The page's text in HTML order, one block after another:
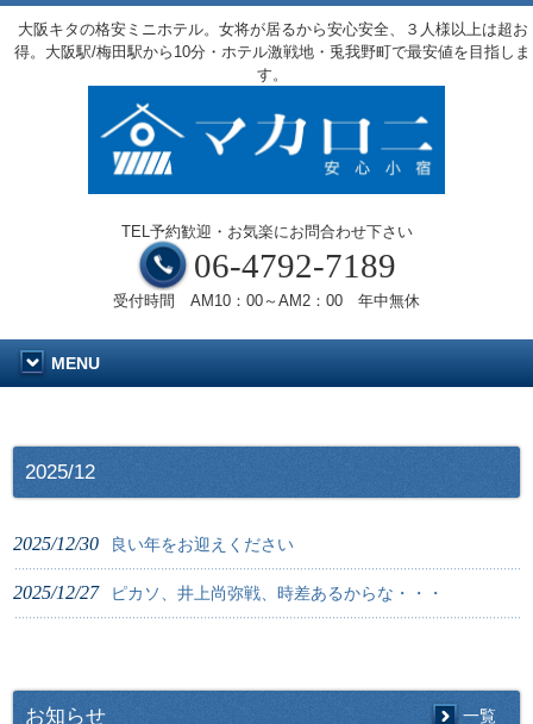
大阪キタの格安ミニホテル。女将が居るから安心安全、３人様以上は超お
得。大阪駅/梅田駅から10分・ホテル激戦地・兎我野町で最安値を目指しま
す。
TEL予約歓迎・お気楽にお問合わせ下さい
06-4792-7189
受付時間 AM10：00～AM2：00 年中無休
MENU
2025/12
2025/12/30 良い年をお迎えください
2025/12/27 ピカソ、井上尚弥戦、時差あるからな・・・
お知らせ 一覧